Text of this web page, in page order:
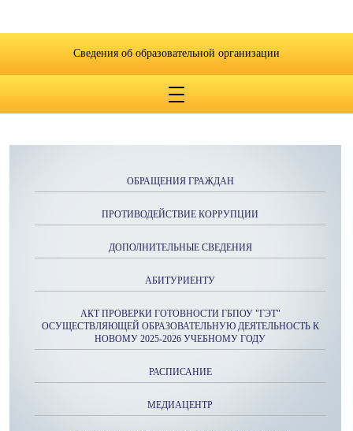
ОБРАЩЕНИЯ ГРАЖДАН
ПРОТИВОДЕЙСТВИЕ КОРРУПЦИИ
ДОПОЛНИТЕЛЬНЫЕ СВЕДЕНИЯ
АБИТУРИЕНТУ
АКТ ПРОВЕРКИ ГОТОВНОСТИ ГБПОУ "ГЭТ"
ОСУЩЕСТВЛЯЮЩЕЙ ОБРАЗОВАТЕЛЬНУЮ ДЕЯТЕЛЬНОСТЬ К
НОВОМУ 2025-2026 УЧЕБНОМУ ГОДУ
РАСПИСАНИЕ
МЕДИАЦЕНТР
Сведения об образовательной организации